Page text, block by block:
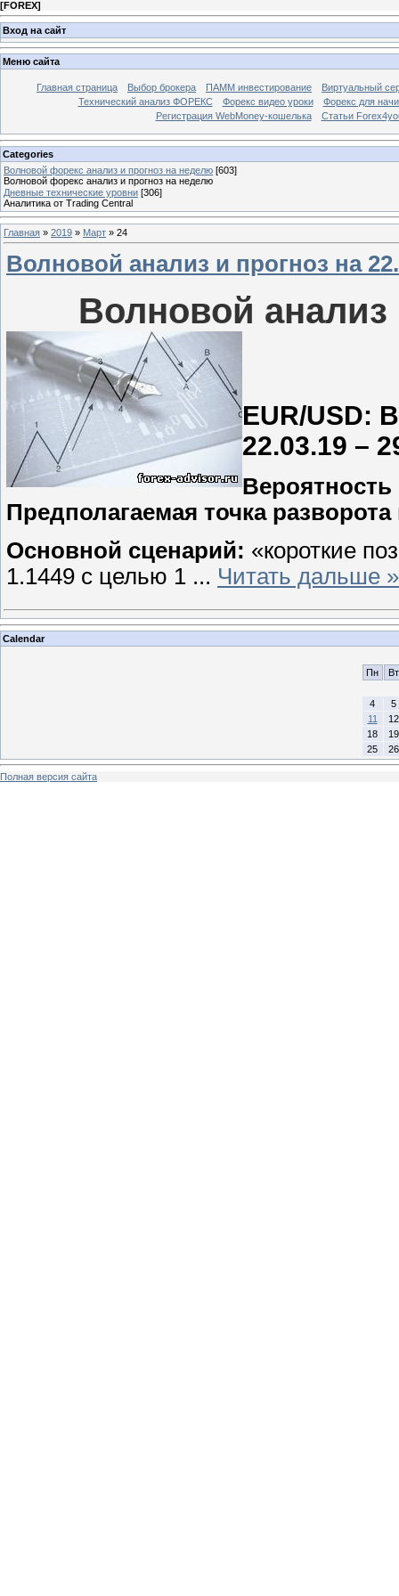
[FOREX]
Вход на сайт
Меню сайта
Главная страница Выбор брокера ПАММ инвестирование
Виртуальный
Технический анализ ФОРЕКС
Форекс видео уроки
Форекс для
Регистрация WebMoney-кошелька
Статьи
Categories
Волновой форекс анализ и прогноз на неделю [603]
Волновой форекс анализ и прогноз на неделю
Дневные технические уровни [306]
Аналитика от Trading Central
Главная » 2019 » Март » 24
Волновой анализ и прогноз на
Волновой анализ
EUR/USD:
22.03.19 –
Предполагаемая точка
Основной сценарий: «короткие
1.1449 с целью 1 ... Читать дальше »
Calendar
Пн Вт
4
5
11
12
18
19
25
26
Полная версия сайта